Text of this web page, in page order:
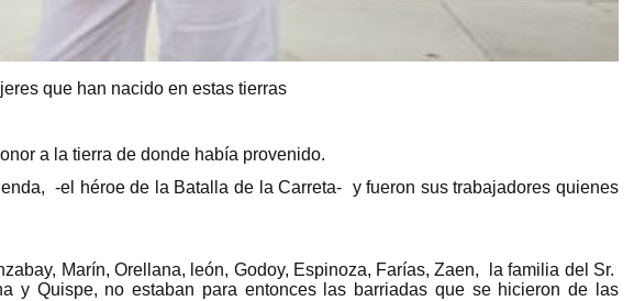
que han nacido en estas tierras
a la tierra de donde había provenido.
-el héroe de la Batalla de la Carreta- y fueron sus trabajadores quienes
Marín, Orellana, león, Godoy, Espinoza, Farías, Zaen, la familia del Sr.
y Quispe, no estaban para entonces las barriadas que se hicieron de las